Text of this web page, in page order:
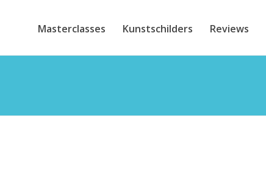
Masterclasses Kunstschilders Reviews